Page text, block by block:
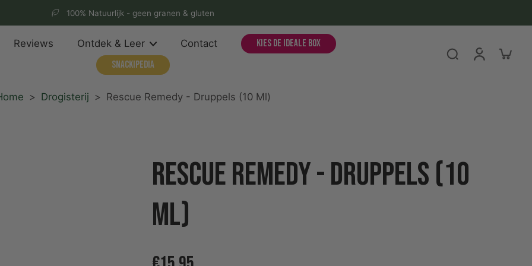
100% Natuurlijk - geen granen & gluten
Reviews Ontdek & Leer Contact
Kies de ideale box
Snackipedia
> Drogisterij > Rescue Remedy - Druppels (10 Ml)
Rescue Remedy - druppels (10
ml)